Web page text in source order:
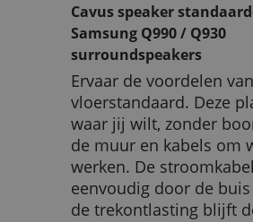
Cavus speaker
Samsung Q990 / Q930
surroundspeakers
Ervaar de voordelen
vloerstandaard. Deze
waar jij wilt, zonder
de muur en kabels om
werken. De
eenvoudig door de
de trekontlasting blijft